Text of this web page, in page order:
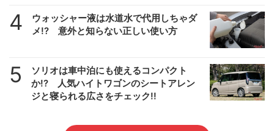
4
ウォッシャー液は水道水で代用しちゃダ
メ!? 意外と知らない正しい使い方
5
ソリオは車中泊にも使えるコンパクト
か!? 人気ハイトワゴンのシートアレン
ジと寝られる広さをチェック!!